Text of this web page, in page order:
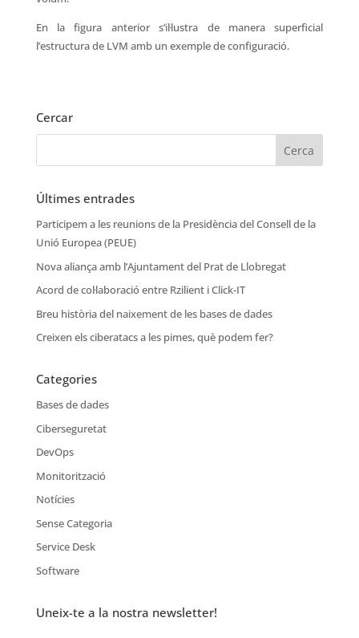
En la figura anterior s’il·lustra de manera superficial
l’estructura de LVM amb un exemple de configuració.
Cercar
Últimes entrades
Participem a les reunions de la Presidència del Consell de la
Unió Europea (PEUE)
Nova aliança amb l’Ajuntament del Prat de Llobregat
Acord de col·laboració entre Rzilient i Click-IT
Breu història del naixement de les bases de dades
Creixen els ciberatacs a les pimes, què podem fer?
Categories
Bases de dades
Ciberseguretat
DevOps
Monitorització
Notícies
Sense Categoria
Service Desk
Software
Uneix-te a la nostra newsletter!